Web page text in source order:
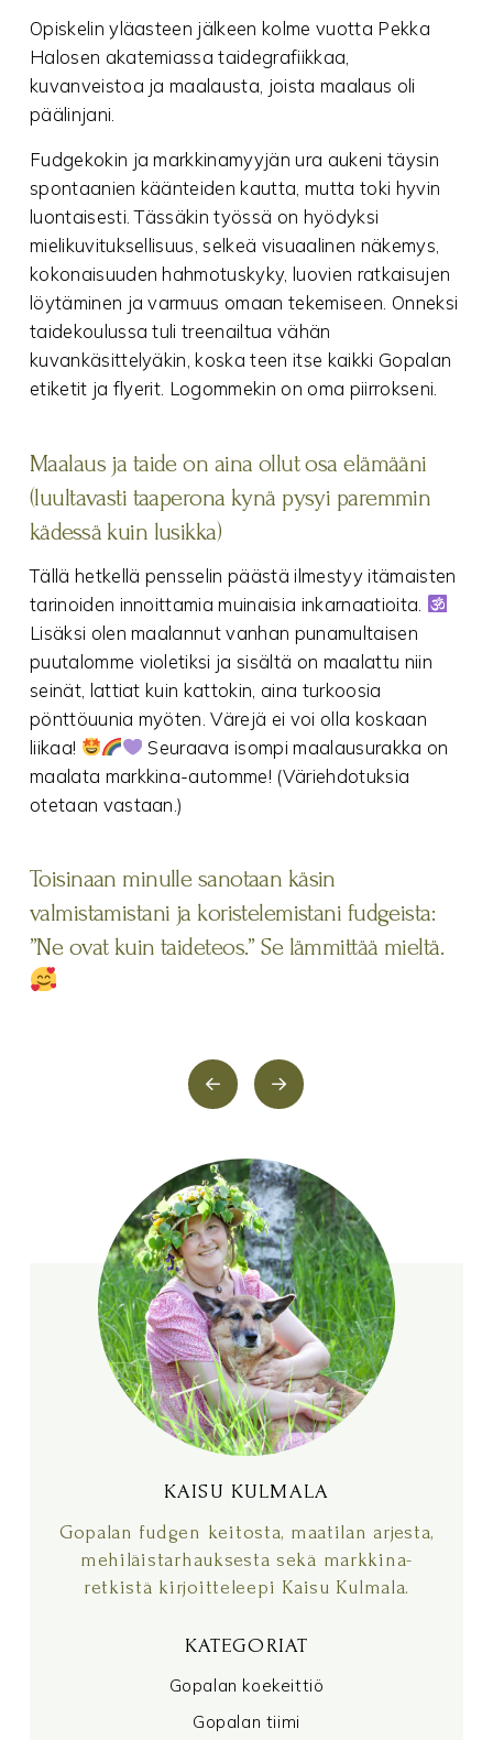
Opiskelin yläasteen jälkeen kolme vuotta Pekka
Halosen akatemiassa taidegrafiikkaa,
kuvanveistoa ja maalausta, joista maalaus oli
päälinjani.
Fudgekokin ja markkinamyyjän ura aukeni täysin
spontaanien käänteiden kautta, mutta toki hyvin
luontaisesti. Tässäkin työssä on hyödyksi
mielikuvituksellisuus, selkeä visuaalinen näkemys,
kokonaisuuden hahmotuskyky, luovien ratkaisujen
löytäminen ja varmuus omaan tekemiseen. Onneksi
taidekoulussa tuli treenailtua vähän
kuvankäsittelyäkin, koska teen itse kaikki Gopalan
etiketit ja flyerit. Logommekin on oma piirrokseni.
Maalaus ja taide on aina ollut osa elämääni
(luultavasti taaperona kynä pysyi paremmin
kädessä kuin lusikka)
Tällä hetkellä pensselin päästä ilmestyy itämaisten
tarinoiden innoittamia muinaisia inkarnaatioita.
Lisäksi olen maalannut vanhan punamultaisen
puutalomme violetiksi ja sisältä on maalattu niin
seinät, lattiat kuin kattokin, aina turkoosia
pönttöuunia myöten. Värejä ei voi olla koskaan
liikaa!
Seuraava isompi maalausurakka on
maalata markkina-automme! (Väriehdotuksia
otetaan vastaan.)
Toisinaan minulle sanotaan käsin
valmistamistani ja koristelemistani fudgeista:
”Ne ovat kuin taideteos.” Se lämmittää mieltä.
PrevGopalan
tiimi
Gopalan
tiimi
KAISU KULMALA
KAISU KULMALA
Gopalan fudgen keitosta, maatilan arjesta,
mehiläistarhauksesta sekä markkina-
retkistä kirjoitteleepi Kaisu Kulmala.
KATEGORIAT
Gopalan koekeittiö
Gopalan tiimi